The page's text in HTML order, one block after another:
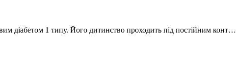
діабетом 1 типу. Його дитинство проходить під постійним конт…